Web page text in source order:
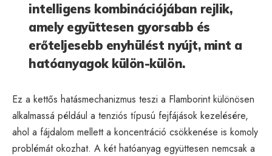
intelligens kombinációjában rejlik,
amely együttesen gyorsabb és
erőteljesebb enyhülést nyújt, mint a
hatóanyagok külön-külön.
Ez a kettős hatásmechanizmus teszi a Flamborint különösen
alkalmassá például a tenziós típusú fejfájások kezelésére,
ahol a fájdalom mellett a koncentráció csökkenése is komoly
problémát okozhat. A két hatóanyag együttesen nemcsak a